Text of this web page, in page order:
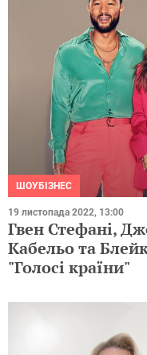
ШОУБІЗНЕС
19 листопада 2022, 13:00
Гвен Стефані,
Кабельо та
"Голосі країни"